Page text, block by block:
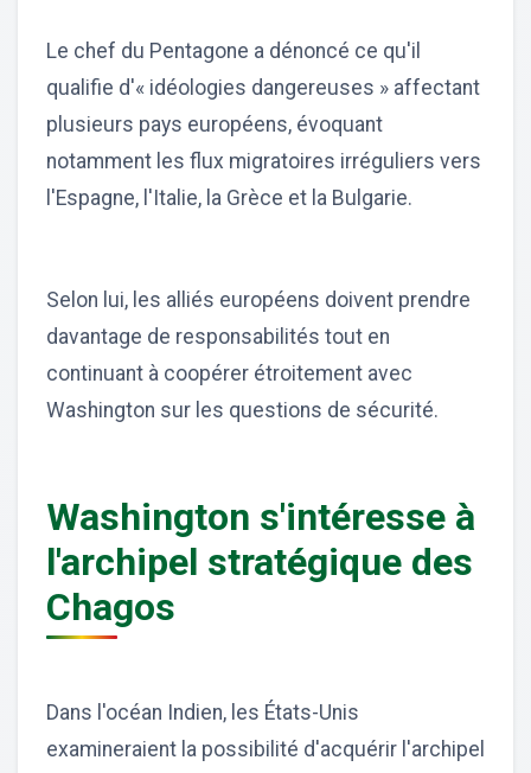
Le chef du Pentagone a dénoncé ce qu'il
qualifie d'« idéologies dangereuses » affectant
plusieurs pays européens, évoquant
notamment les flux migratoires irréguliers vers
l'Espagne, l'Italie, la Grèce et la Bulgarie.
Selon lui, les alliés européens doivent prendre
davantage de responsabilités tout en
continuant à coopérer étroitement avec
Washington sur les questions de sécurité.
Washington s'intéresse à
l'archipel stratégique des
Chagos
Dans l'océan Indien, les États-Unis
examineraient la possibilité d'acquérir l'archipel